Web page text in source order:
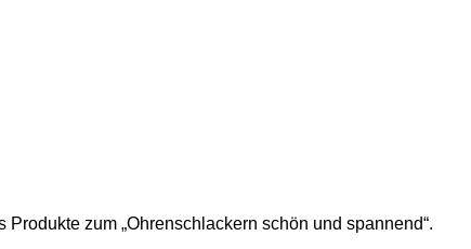
zum „Ohrenschlackern schön und spannend“.